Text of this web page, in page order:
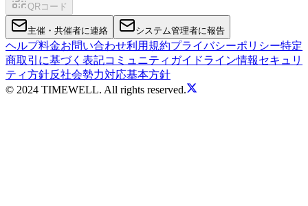
QRコード
主催・共催者に連絡 システム管理者に報告
ヘルプ料金お問い合わせ利用規約プライバシーポリシー特定
商取引に基づく表記コミュニティガイドライン情報セキュリ
ティ方針反社会勢力対応基本方針
© 2024 TIMEWELL. All rights reserved.